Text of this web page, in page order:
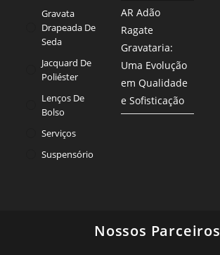
Gravata
Drapeada De
Seda
Jacquard De
Poliéster
Lenços De
Bolso
Serviços
Suspensório
AR Adão
Ragate
Gravataria:
Uma Evolução
em Qualidade
e Sofisticação
Nossos Parceiros